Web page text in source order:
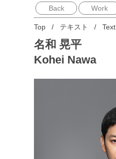
Back Work
Top / テキスト /Text
名和 晃平
Kohei Nawa